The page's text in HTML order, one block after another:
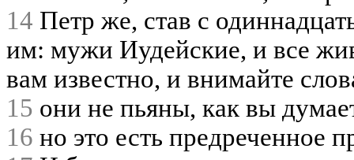
14 Петр же, став с
им: мужи Иудейские, и все
вам известно, и внимайте
15 они не пьяны, как вы
16 но это есть предреченное